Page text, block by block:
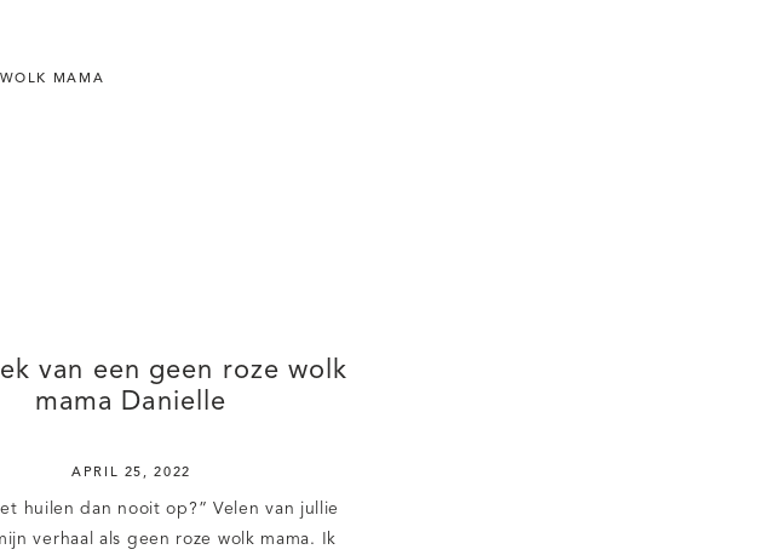
MAMA
van een geen roze wolk
mama Danielle
APRIL 25, 2022
huilen dan nooit op?” Velen van jullie
verhaal als geen roze wolk mama. Ik